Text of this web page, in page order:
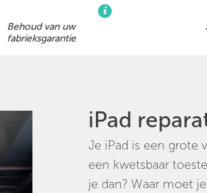
Behoud van uw
fabrieksgarantie
iPad
Je iPad is een grote
een kwetsbaar
je dan? Waar moet